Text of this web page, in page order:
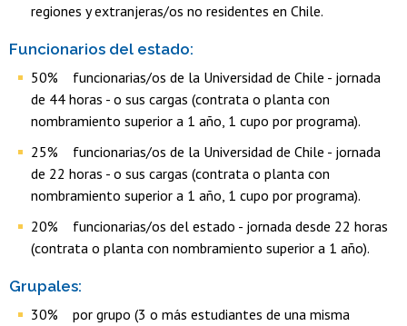
regiones y extranjeras/os no residentes en Chile.
Funcionarios del estado:
50% funcionarias/os de la Universidad de Chile - jornada
de 44 horas - o sus cargas (contrata o planta con
nombramiento superior a 1 año, 1 cupo por programa).
25% funcionarias/os de la Universidad de Chile - jornada
de 22 horas - o sus cargas (contrata o planta con
nombramiento superior a 1 año, 1 cupo por programa).
20% funcionarias/os del estado - jornada desde 22 horas
(contrata o planta con nombramiento superior a 1 año).
Grupales:
30% por grupo (3 o más estudiantes de una misma